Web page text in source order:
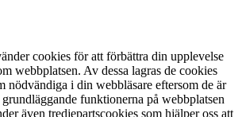
cookies för att förbättra din upplevelse
webbplatsen. Av dessa lagras de cookies
nödvändiga i din webbläsare eftersom de är
funktionerna på webbplatsen
även tredjepartscookies som hjälper oss att